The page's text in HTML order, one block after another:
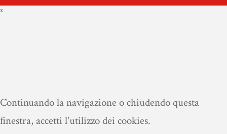
x
Continuando la navigazione o chiudendo questa
finestra, accetti l'utilizzo dei cookies.